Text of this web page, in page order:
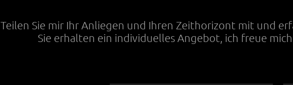
Teilen Sie mir Ihr Anliegen und Ihren Zeithorizont mit und
Sie erhalten ein individuelles Angebot, ich freue mich